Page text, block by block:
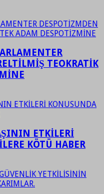
TEOKRATİK
ETKİLERİ
KÖTÜ HABER